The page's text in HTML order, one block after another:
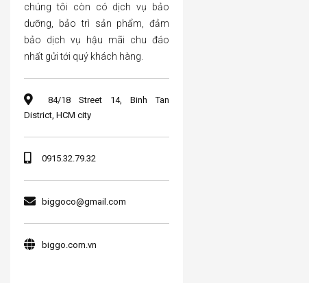
chúng tôi còn có dịch vụ bảo
dưỡng, bảo trì sản phẩm, đảm
bảo dịch vụ hậu mãi chu đáo
nhất gửi tới quý khách hàng.
84/18 Street 14, Binh Tan
District, HCM city
0915.32.79.32
biggoco@gmail.com
biggo.com.vn